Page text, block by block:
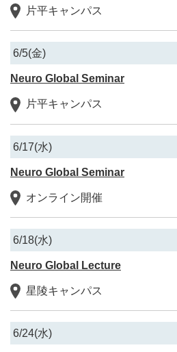
片平キャンパス
6/5(金)
Neuro Global Seminar
片平キャンパス
6/17(水)
Neuro Global Seminar
オンライン開催
6/18(水)
Neuro Global Lecture
星陵キャンパス
6/24(水)